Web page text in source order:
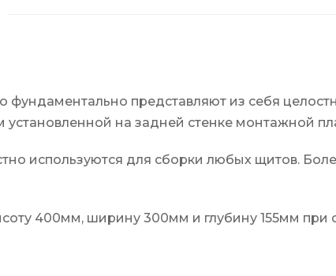
представляют из себя
на задней стенке монтажной
используются для сборки любых щитов.
400мм, ширину 300мм и глубину 155мм при